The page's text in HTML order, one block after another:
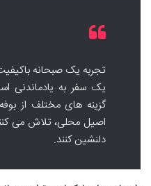
تجربه یک صبحانه
یک سفر به یادماندنی
گزینه های مختلف از
اصیل محلی، تلاش می
دلنشین کنند.